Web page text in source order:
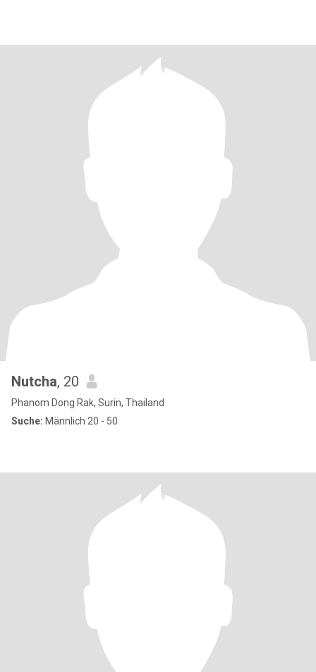
Nutcha, 20
Phanom Dong Rak, Surin, Thailand
Suche: Männlich 20 - 50